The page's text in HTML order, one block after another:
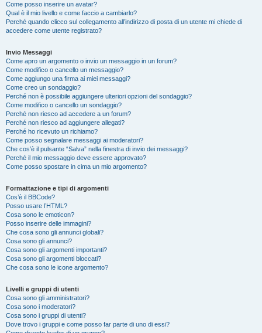
Come posso inserire un avatar?
Qual è il mio livello e come faccio a cambiarlo?
Perché quando clicco sul collegamento all’indirizzo di posta di un utente mi chiede di
accedere come utente registrato?
Invio Messaggi
Come apro un argomento o invio un messaggio in un forum?
Come modifico o cancello un messaggio?
Come aggiungo una firma ai miei messaggi?
Come creo un sondaggio?
Perché non è possibile aggiungere ulteriori opzioni del sondaggio?
Come modifico o cancello un sondaggio?
Perché non riesco ad accedere a un forum?
Perché non riesco ad aggiungere allegati?
Perché ho ricevuto un richiamo?
Come posso segnalare messaggi ai moderatori?
Che cos’è il pulsante “Salva” nella finestra di invio dei messaggi?
Perché il mio messaggio deve essere approvato?
Come posso spostare in cima un mio argomento?
Formattazione e tipi di argomenti
Cos’è il BBCode?
Posso usare l’HTML?
Cosa sono le emoticon?
Posso inserire delle immagini?
Che cosa sono gli annunci globali?
Cosa sono gli annunci?
Cosa sono gli argomenti importanti?
Cosa sono gli argomenti bloccati?
Che cosa sono le icone argomento?
Livelli e gruppi di utenti
Cosa sono gli amministratori?
Cosa sono i moderatori?
Cosa sono i gruppi di utenti?
Dove trovo i gruppi e come posso far parte di uno di essi?